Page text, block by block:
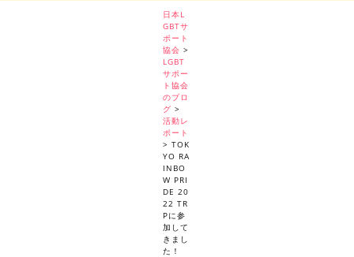
日本L
GBTサ
ポート
協会 >
LGBT
サポー
ト協会
のブロ
グ >
活動レ
ポート
>TOK
YO RA
INBO
W PRI
DE 20
22 TR
Pに参
加して
きまし
た！